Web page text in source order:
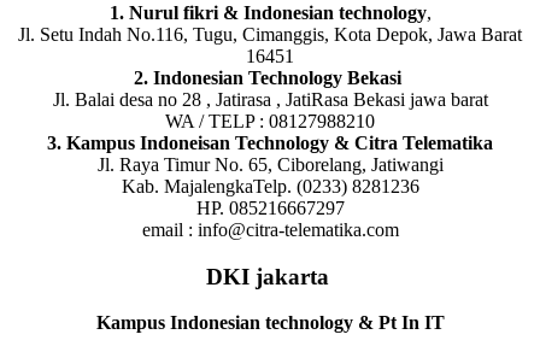
1. Nurul fikri & Indonesian technology,
Jl. Setu Indah No.116, Tugu, Cimanggis, Kota Depok, Jawa Barat
16451
2. Indonesian Technology Bekasi
Jl. Balai desa no 28 , Jatirasa , JatiRasa Bekasi jawa barat
WA / TELP : 08127988210
3. Kampus Indoneisan Technology & Citra Telematika
Jl. Raya Timur No. 65, Ciborelang, Jatiwangi
Kab. MajalengkaTelp. (0233) 8281236
HP. 085216667297
email : info@citra-telematika.com
DKI jakarta
Kampus Indonesian technology & Pt In IT